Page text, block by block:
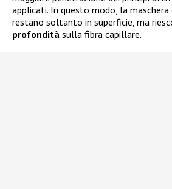
applicati. In questo modo, la maschera
restano soltanto in superficie, ma
profondità sulla fibra capillare.